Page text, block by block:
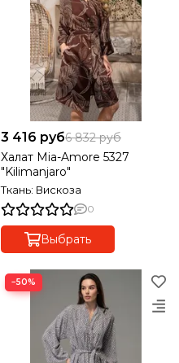
3 416 руб6 832 руб
Халат Mia-Amore 5327
"Kilimanjaro"
Ткань: Вискоза
0
Выбрать
−50%